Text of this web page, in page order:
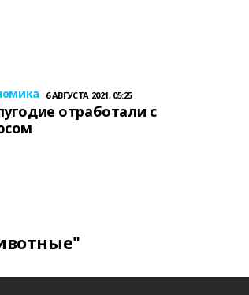
6 АВГУСТА 2021, 05:25
отработали с